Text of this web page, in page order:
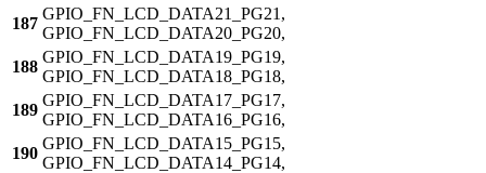
187
GPIO_FN_LCD_DATA21_PG21,
GPIO_FN_LCD_DATA20_PG20,
188
GPIO_FN_LCD_DATA19_PG19,
GPIO_FN_LCD_DATA18_PG18,
189
GPIO_FN_LCD_DATA17_PG17,
GPIO_FN_LCD_DATA16_PG16,
190
GPIO_FN_LCD_DATA15_PG15,
GPIO_FN_LCD_DATA14_PG14,